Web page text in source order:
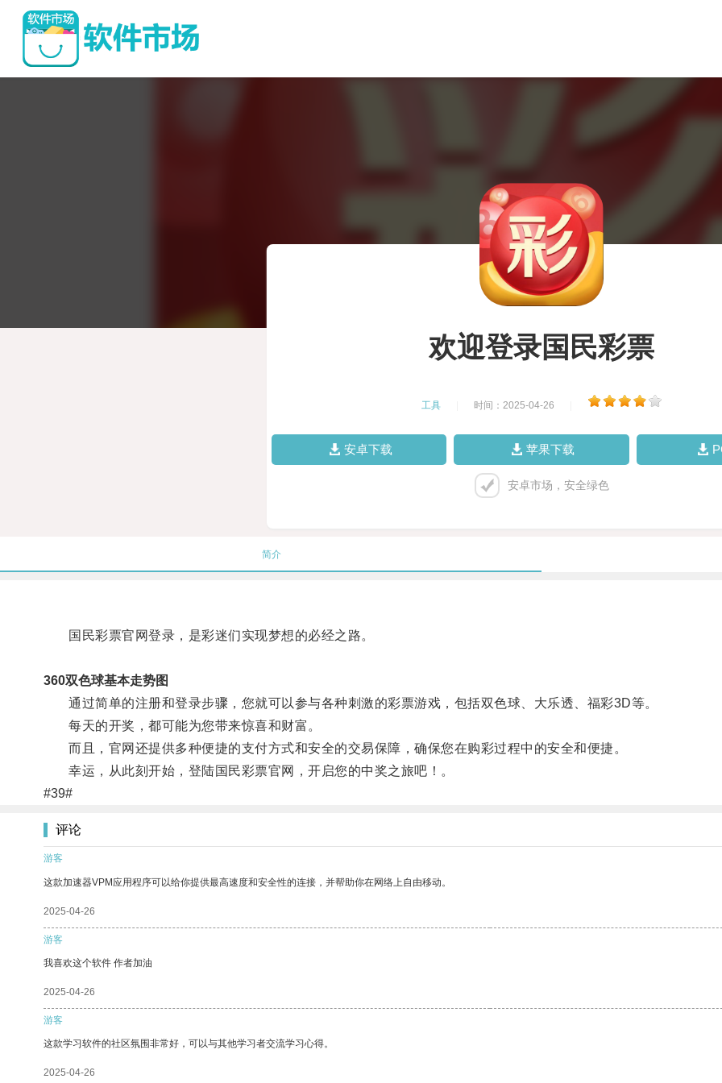
欢迎登录国民彩票
工具 时间：2025-04-26
安卓下载 苹果下载
安卓市场，安全绿色
简介
国民彩票官网登录，是彩迷们实现梦想的必经之路。
360双色球基本走势图
通过简单的注册和登录步骤，您就可以参与各种刺激的彩票游戏，包括双色球、大乐透、福彩3D等。
每天的开奖，都可能为您带来惊喜和财富。
而且，官网还提供多种便捷的支付方式和安全的交易保障，确保您在购彩过程中的安全和便捷。
幸运，从此刻开始，登陆国民彩票官网，开启您的中奖之旅吧！。
#39#
评论
游客
这款加速器VPM应用程序可以给你提供最高速度和安全性的连接，并帮助你在网络上自由移动。
2025-04-26
游客
我喜欢这个软件 作者加油
2025-04-26
游客
这款学习软件的社区氛围非常好，可以与其他学习者交流学习心得。
2025-04-26